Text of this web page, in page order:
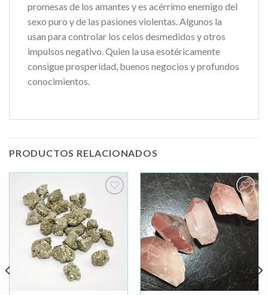
promesas de los amantes y es acérrimo enemigo del
sexo puro y de las pasiones violentas. Algunos la
usan para controlar los celos desmedidos y otros
impulsos negativo. Quien la usa esotéricamente
consigue prosperidad, buenos negocios y profundos
conocimientos.
PRODUCTOS RELACIONADOS
deseos
Añadir
a la
lista de
deseos